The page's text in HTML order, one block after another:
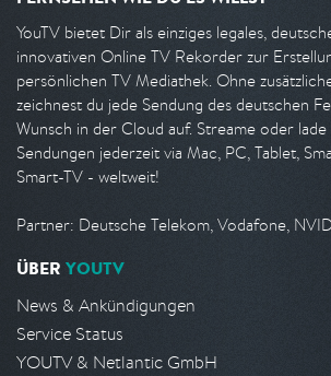
YouTV bietet Dir als einziges legales,
innovativen Online TV Rekorder zur
persönlichen TV Mediathek. Ohne
zeichnest du jede Sendung des deutschen
Wunsch in der Cloud auf. Streame oder lade
Sendungen jederzeit via Mac, PC, Tablet,
Smart-TV - weltweit!
Partner: Deutsche Telekom, Vodafone,
ÜBER YOUTV
News & Ankündigungen
Service Status
YOUTV & Netlantic GmbH